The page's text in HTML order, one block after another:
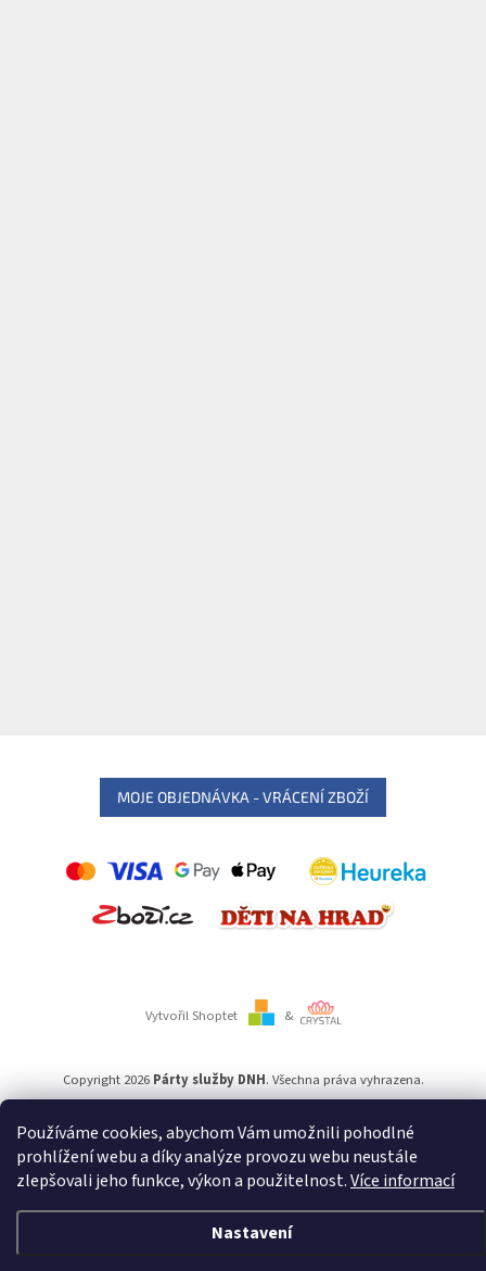
Používáme cookies, abychom Vám umožnili pohodlné
prohlížení webu a díky analýze provozu webu neustále
zlepšovali jeho funkce, výkon a použitelnost.Více informací
Nastavení
MOJE OBJEDNÁVKA - VRÁCENÍ ZBOŽÍ
Vytvořil Shoptet &
Copyright 2026 Párty služby DNH. Všechna práva vyhrazena.
Používámeověření věku Adulto